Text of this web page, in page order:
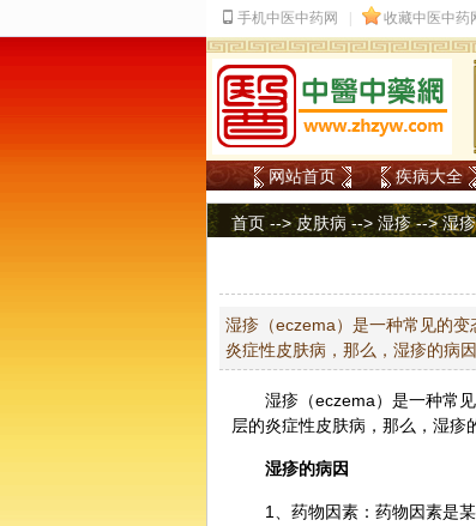
网站首页 疾病大全
首页 -->皮肤病 --> 湿疹-->湿
湿疹（eczema）是一种常见的
炎症性皮肤病，那么，湿疹的病
湿疹（eczema）是一种常
层的炎症性皮肤病，那么，湿疹
湿疹的病因
1、药物因素：药物因素是